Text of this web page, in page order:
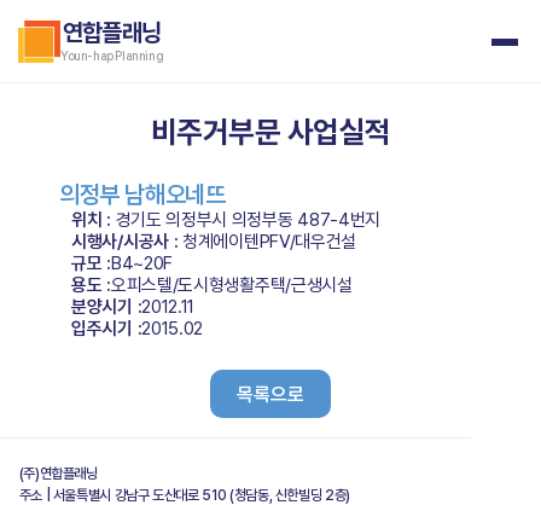
비주거부문 사업실적
의정부 남해오네뜨
위치 : 경기도 의정부시 의정부동 487-4번지
시행사/시공사 : 청계에이텐PFV/대우건설
규모 :B4~20F
용도 :오피스텔/도시형생활주택/근생시설
분양시기 :2012.11
입주시기 :2015.02
목록으로
연합플래닝
Youn-hap Planning
(주)연합플래닝
주소 | 서울특별시 강남구 도산대로 510 (청담동, 신한빌딩 2층)